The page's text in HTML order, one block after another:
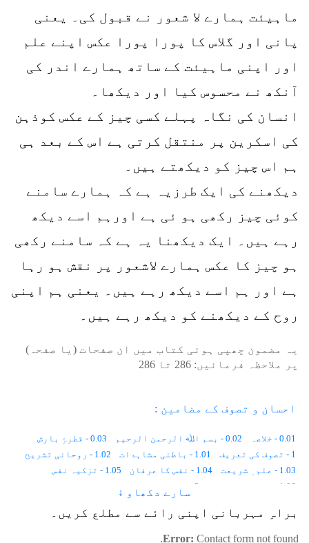
ماہیئت ہمارے لا شعور نے قبول کی۔ یعنی
پانی اور گلاس کا پورا پورا عکس اپنے علم
اور اپنی ماہیئت کے ساتھ ہمارے اندر کی
آنکھ نے محسوس کیا اور دیکھا۔
انسان کی نگاہ پہلے کسی چیز کے عکس کوذہن
کی اسکرین پر منتقل کرتی ہے اس کے بعد ہی
ہم اس چیز کو دیکھتے ہیں۔
دیکھنے کی ایک طرزیہ ہے کہ ہمارے سامنے
کوئی چیز رکھی ہو ئی ہے اورہم اسے دیکھ
رہے ہیں۔ ایک دیکھنا یہ ہے کہ سامنے رکھی
ہو چیز کا عکس ہمارے لاشعور پر نقش ہو رہا
ہے اور ہم اسے دیکھ رہے ہیں۔ یعنی ہم اپنی
روح کے دیکھنے کو دیکھ رہے ہیں۔
یہ مضمون چھپی ہوئی کتاب میں ان صفحات (یا صفحہ)
پر ملاحظہ فرمائیں: 286 تا 286
احسان و تصوف کے مضامین :
0.01 - خلاصہ 0.02 - بسم اﷲ الرحمن الرحیم
0.03 - قطرۂِ بارش
1 - تصوف کی تعریف
1.01 - باطنی مشاہدات
1.02 - روحانی تشریح
1.03 - علم ِ شریعت
1.04 - نفس کا عرفان
1.05 - تزکیہ نفس
1.06 - اعمال و اشغال
2 - تصوف کی تاریخ
2.03 - جسمانی رُخ ، روحانی رُخ
2.04 - ایک اور دنیا
سارے دکھاو ↓
براہِ مہربانی اپنی رائے سے مطلع کریں۔
Error: Contact form not found.